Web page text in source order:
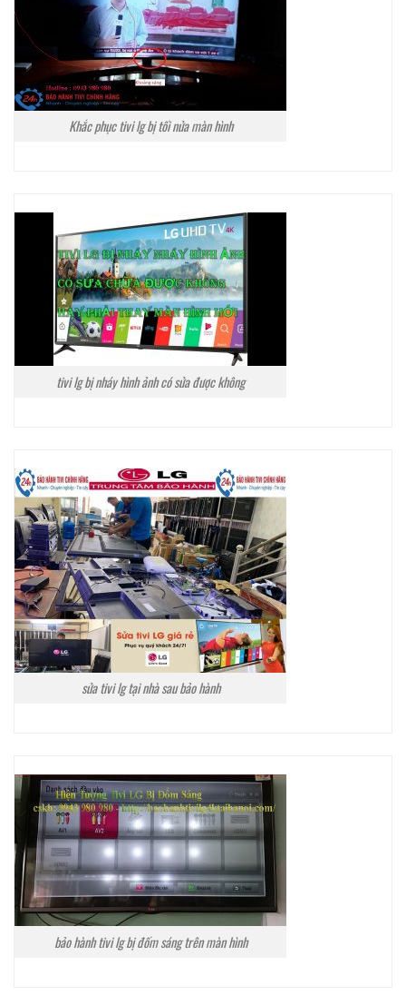
Khắc phục tivi lg bị tối nửa màn hình
tivi lg bị nháy hình ảnh có sửa được không
sửa tivi lg tại nhà sau bảo hành
bảo hành tivi lg bị đốm sáng trên màn hình